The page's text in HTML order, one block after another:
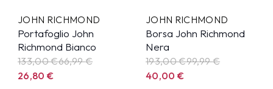
JOHN RICHMOND
Portafoglio John
Richmond Bianco
133,00 €66,99€
26,80€
JOHN RICHMOND
Borsa John Richmond
Nera
193,00 €99,99€
40,00€